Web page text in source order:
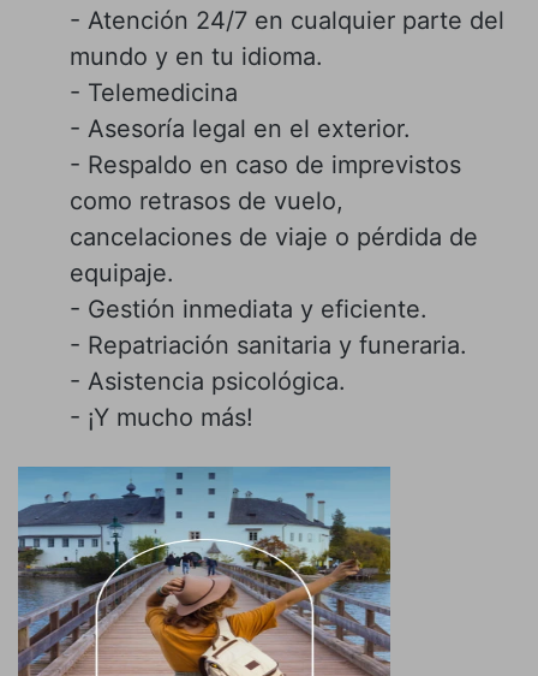
- Atención 24/7 en cualquier parte del
mundo y en tu idioma.
- Telemedicina
- Asesoría legal en el exterior.
- Respaldo en caso de imprevistos
como retrasos de vuelo,
cancelaciones de viaje o pérdida de
equipaje.
- Gestión inmediata y eficiente.
- Repatriación sanitaria y funeraria.
- Asistencia psicológica.
- ¡Y mucho más!